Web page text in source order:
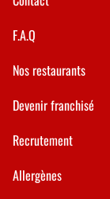
F.A.Q
Nos restaurants
Devenir franchisé
Recrutement
Allergènes